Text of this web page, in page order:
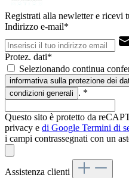
Registrati alla newletter e ricevi
Indirizzo e-mail*
Protez. dati*
Selezionando continua
informativa sulla protezione dei
condizioni generali . *
Questo sito è protetto da
privacy e di Google Termini di
i campi contrassegnati con un
Assistenza clienti